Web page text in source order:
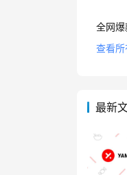
全网爆
查看
最新